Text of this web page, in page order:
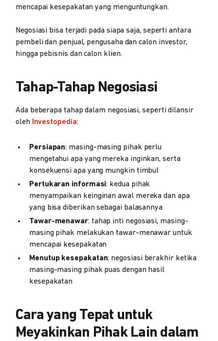
mencapai kesepakatan yang menguntungkan.
Negosiasi bisa terjadi pada siapa saja, seperti antara
pembeli dan penjual, pengusaha dan calon investor,
hingga pebisnis dan calon klien.
Tahap-Tahap Negosiasi
Ada beberapa tahap dalam negosiasi, seperti dilansir
oleh
Investopedia:
Persiapan: masing-masing pihak perlu
mengetahui apa yang mereka inginkan, serta
konsekuensi apa yang mungkin timbul
Pertukaran informasi: kedua pihak
menyampaikan keinginan awal mereka dan apa
yang bisa diberikan sebagai balasannya
Tawar-menawar: tahap inti negosiasi, masing-
masing pihak melakukan tawar-menawar untuk
mencapai kesepakatan
Menutup kesepakatan: negosiasi berakhir ketika
masing-masing pihak puas dengan hasil
kesepakatan
Cara yang Tepat untuk
Meyakinkan Pihak Lain dalam